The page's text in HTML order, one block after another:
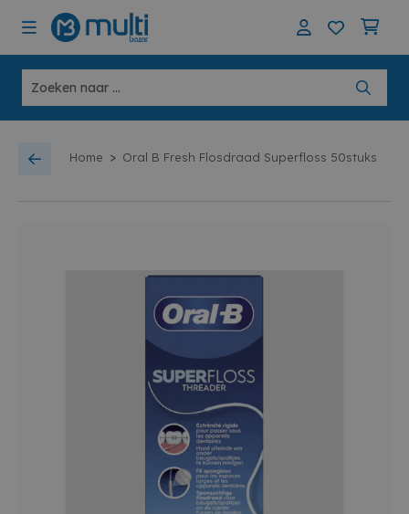
Home > Oral B Fresh Flosdraad Superfloss 50stuks